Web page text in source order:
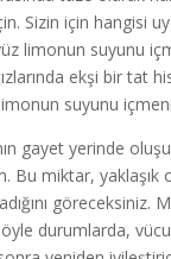
Sizin için hangisi
limonun suyunu
ekşi bir tat
suyunu
gayet yerinde
Bu miktar, yaklaşık
göreceksiniz.
durumlarda,